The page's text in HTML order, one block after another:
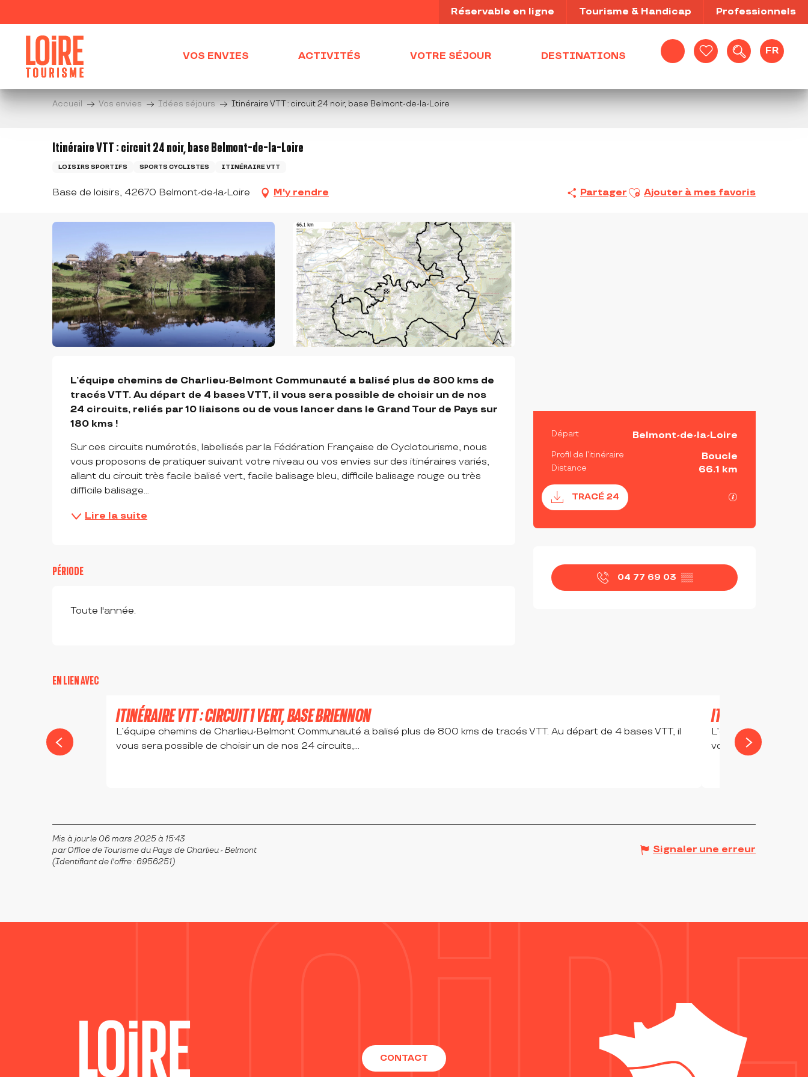
au
contenu
Recherche
FR
Réservable en ligne Tourisme & Handicap Professionnels
VOS ENVIES ACTIVITÉS VOTRE SÉJOUR DESTINATIONS
Accueil Vos envies Idées séjours Itinéraire VTT : circuit 24 noir, base Belmont-de-la-Loire
Itinéraire VTT : circuit 24 noir, base Belmont-de-la-Loire
LOISIRS SPORTIFS SPORTS CYCLISTES ITINÉRAIRE VTT
Base de loisirs, 42670 Belmont-de-la-Loire M'y rendre Partager Ajouter aux favoris
Ajouter à mes favoris
INFORMATIONS
Départ Belmont-de-la-Loire
Profil de l’itinéraire Boucle
Distance 66.1 km
Documentation
TRACÉ 24
OUVERTURE ET
04 77 69 03 ▒▒
DESCRIPTION
L’équipe chemins de Charlieu-Belmont Communauté a balisé plus de 800 kms de
tracés VTT. Au départ de 4 bases VTT, il vous sera possible de choisir un de nos
24 circuits, reliés par 10 liaisons ou de vous lancer dans le Grand Tour de Pays sur
180 kms !
Sur ces circuits numérotés, labellisés par la Fédération Française de Cyclotourisme, nous
vous proposons de pratiquer suivant votre niveau ou vos envies sur des itinéraires variés,
allant du circuit très facile balisé vert, facile balisage bleu, difficile balisage rouge ou très
difficile balisage...
Lire la suite
PÉRIODE
Toute l'année.
EN LIEN AVEC
ITINÉRAIRE VTT : CIRCUIT 1 VERT, BASE BRIENNON
L’équipe chemins de Charlieu-Belmont Communauté a balisé plus de 800 kms de tracés VTT. Au départ de 4 bases VTT, il
vous sera possible de choisir un de nos 24 circuits,...
ITINÉRAIRE VTT :
L’équipe chemins
vous sera possible
Mis à jour le 06 mars 2025 à 15:43
par Office de Tourisme du Pays de Charlieu - Belmont
(Identifiant de l'offre : 6956251)
Signaler une erreur
CONTACT